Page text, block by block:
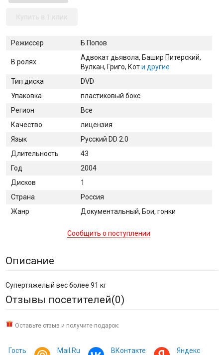
Режиссер Б.Попов
В ролях
Адвокат дьявола, Башир Питерский,
Вулкан, Григо, Коти другие
Тип диска
DVD
Упаковка
пластиковый бокс
Регион
Все
Качество
лицензия
Язык
Русский DD 2.0
Длительность
43
Год
2004
Дисков
1
Страна
Россия
Жанр
Документальный, Бои, гонки
Сообщить о поступлении
Описание
Супертяжелый вес более 91 кг
Отзывы посетителей(0)
Оставьте отзыв и получите подарок:
Гость Mail.Ru ВКонтакте Яндекс